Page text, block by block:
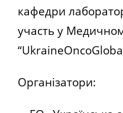
кафедри
участь у
Організатори: